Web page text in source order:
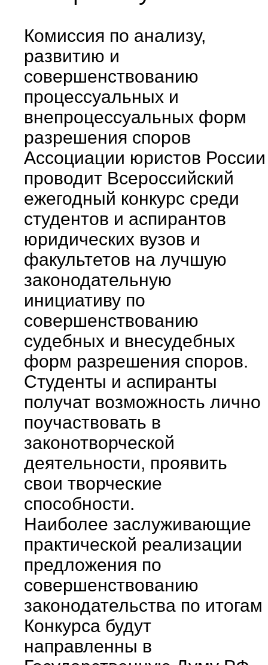
Комиссия по анализу,
развитию и
совершенствованию
процессуальных и
внепроцессуальных форм
разрешения споров
Ассоциации юристов России
проводит Всероссийский
ежегодный конкурс среди
студентов и аспирантов
юридических вузов и
факультетов на лучшую
законодательную
инициативу по
совершенствованию
судебных и внесудебных
форм разрешения споров.
Студенты и аспиранты
получат возможность лично
поучаствовать в
законотворческой
деятельности, проявить
свои творческие
способности.
Наиболее заслуживающие
практической реализации
предложения по
совершенствованию
законодательства по итогам
Конкурса будут
направленны в